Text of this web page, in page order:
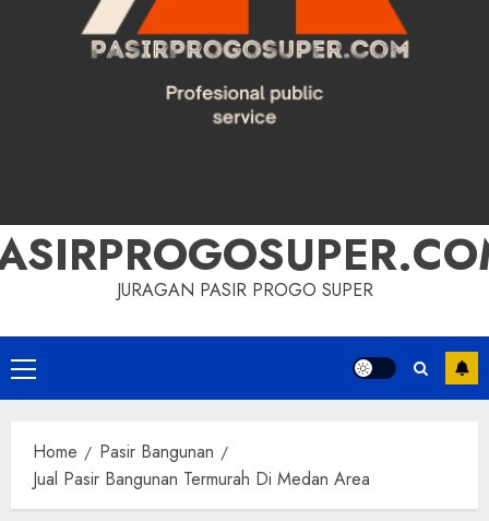
JURAGAN PASIR PROGO SUPER
Primary
Menu
Home
Pasir Bangunan
Jual Pasir Bangunan Termurah Di Medan Area